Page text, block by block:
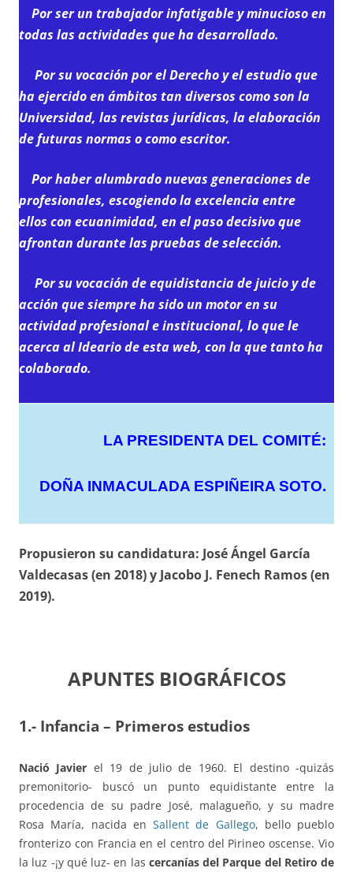
Por ser un trabajador infatigable y minucioso en
todas las actividades que ha desarrollado.
Por su vocación por el Derecho y el estudio que
ha ejercido en ámbitos tan diversos como son la
Universidad, las revistas jurídicas, la elaboración
de futuras normas o como escritor.
Por haber alumbrado nuevas generaciones de
profesionales, escogiendo la excelencia entre
ellos con ecuanimidad, en el paso decisivo que
afrontan durante las pruebas de selección.
Por su vocación de equidistancia de juicio y de
acción que siempre ha sido un motor en su
actividad profesional e institucional, lo que le
acerca al Ideario de esta web, con la que tanto ha
colaborado.
LA PRESIDENTA DEL COMITÉ:
DOÑA INMACULADA ESPIÑEIRA SOTO.
Propusieron su candidatura: José Ángel García
Valdecasas (en 2018) y Jacobo J. Fenech Ramos (en
2019).
APUNTES BIOGRÁFICOS
1.- Infancia – Primeros estudios
Nació Javier el 19 de julio de 1960. El destino -quizás
premonitorio- buscó un punto equidistante entre la
procedencia de su padre José, malagueño, y su madre
Rosa María, nacida en Sallent de Gallego, bello pueblo
fronterizo con Francia en el centro del Pirineo oscense. Vio
la luz -¡y qué luz- en las cercanías del Parque del Retiro de